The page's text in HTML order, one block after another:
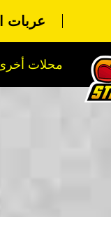
عربات
محلات